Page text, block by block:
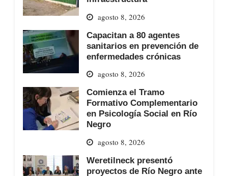
agosto 8, 2026
Capacitan a 80 agentes
sanitarios en prevención de
enfermedades crónicas
agosto 8, 2026
Comienza el Tramo
Formativo Complementario
en Psicología Social en Río
Negro
agosto 8, 2026
Weretilneck presentó
proyectos de Río Negro ante